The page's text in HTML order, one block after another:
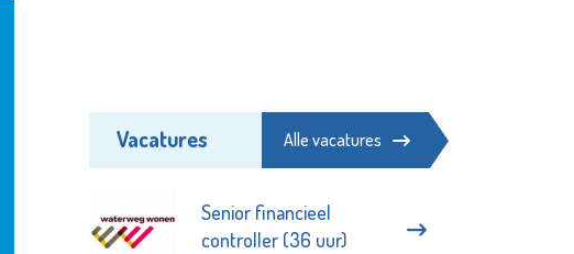
Vacatures Alle vacatures
Senior financieel
controller (36 uur)